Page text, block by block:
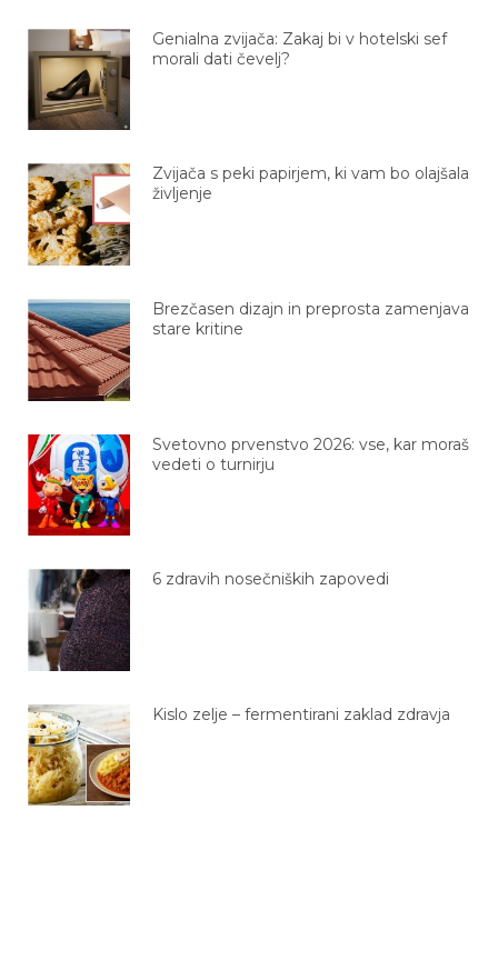
Genialna zvijača: Zakaj bi v hotelski sef
morali dati čevelj?
Zvijača s peki papirjem, ki vam bo olajšala
življenje
Brezčasen dizajn in preprosta zamenjava
stare kritine
Svetovno prvenstvo 2026: vse, kar moraš
vedeti o turnirju
6 zdravih nosečniških zapovedi
Kislo zelje – fermentirani zaklad zdravja